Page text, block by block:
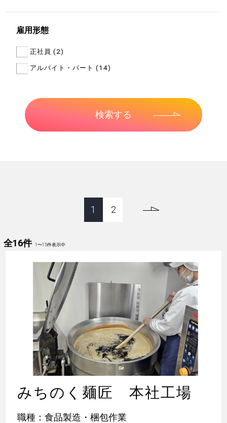
雇用形態
正社員 (2)
アルバイト・パート (14)
1 2
全16件 1〜15件表示中
みちのく麺匠 本社工場
職種：食品製造・梱包作業